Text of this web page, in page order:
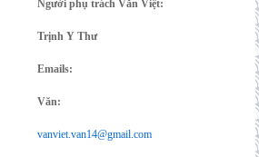
Người phụ trách Văn Việt:
Trịnh Y Thư
Emails:
Văn:
vanviet.van14@gmail.com